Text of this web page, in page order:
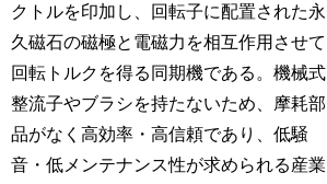
クトルを印加し、回転子に配置された永
久磁石の磁極と電磁力を相互作用させて
回転トルクを得る同期機である。機械式
整流子やブラシを持たないため、摩耗部
品がなく高効率・高信頼であり、低騒
音・低メンテナンス性が求められる産業